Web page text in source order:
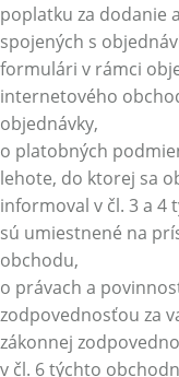
poplatku za dodanie
spojených s
formulári v rámci
internetového
objednávky,
o platobných
lehote, do ktorej sa
informoval v čl. 3 a
sú umiestnené na
obchodu,
o právach a
zodpovednosťou za
zákonnej
v čl. 6 týchto